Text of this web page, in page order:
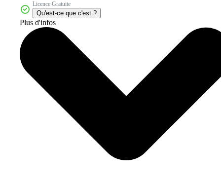
Licence Gratuite
Qu'est-ce que c'est ?
Plus d'infos